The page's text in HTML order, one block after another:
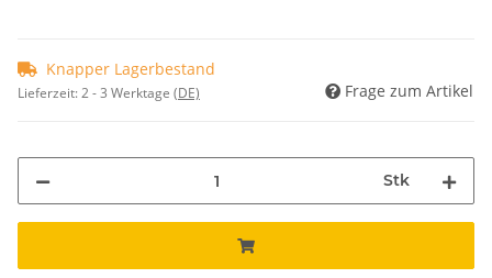
Knapper Lagerbestand
Lieferzeit:2 - 3 Werktage (DE) Frage zum Artikel
Stk